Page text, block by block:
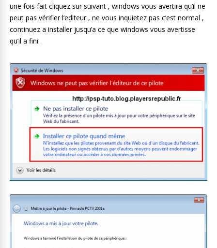
une fois fait cliquez sur suivant , windows vous avertira qu’il ne
peut pas vérifier l’editeur , ne vous inquietez pas c’est normal ,
continuez a installer jusqu’a ce que windows vous avertisse
qu’il a fini.